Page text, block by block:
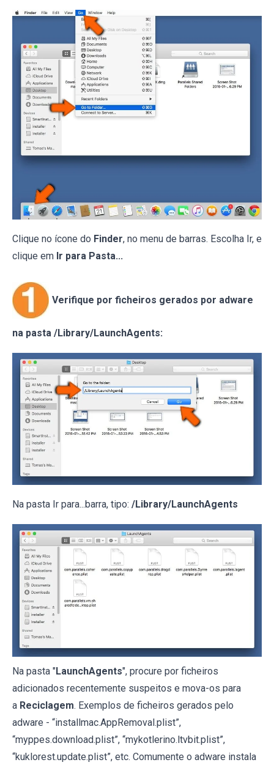
Clique no ícone do Finder, no menu de barras. Escolha Ir, e
clique em Ir para Pasta...
Verifique por ficheiros gerados por adware
na pasta /Library/LaunchAgents:
Na pasta Ir para...barra, tipo: /Library/LaunchAgents
Na pasta "LaunchAgents", procure por ficheiros
adicionados recentemente suspeitos e mova-os para
a Reciclagem. Exemplos de ficheiros gerados pelo
adware - “installmac.AppRemoval.plist”,
“myppes.download.plist”, “mykotlerino.ltvbit.plist”,
“kuklorest.update.plist”, etc. Comumente o adware instala